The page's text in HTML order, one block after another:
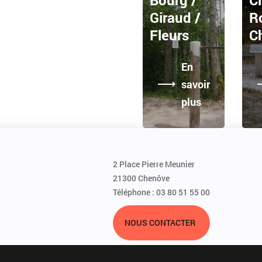
Giraud /
Fleurs
En
savoir
plus
2 Place Pierre Meunier
21300 Chenôve
Téléphone : 03 80 51 55 00
NOUS CONTACTER